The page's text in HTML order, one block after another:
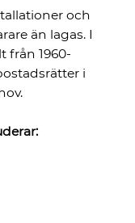
och
än lagas. I
från 1960-
i